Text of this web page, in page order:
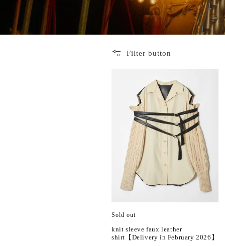
Filter button
Sold out
knit sleeve faux leather
shirt【Delivery in February 2026】